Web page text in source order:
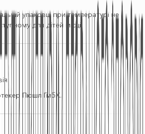
упаковці при температурі не
для дітей місці.
Пюшл ГмбХ.